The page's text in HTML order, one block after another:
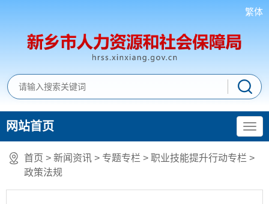
繁体
网站首页
首页 > 新闻资讯 > 专题专栏 > 职业技能提升行动专栏 >
政策法规